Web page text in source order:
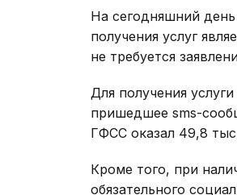
На сегодняшний
получения услуг
не требуется
Для получения
пришедшее sms-
ГФСС оказал 49,8
Кроме того, при
обязательного